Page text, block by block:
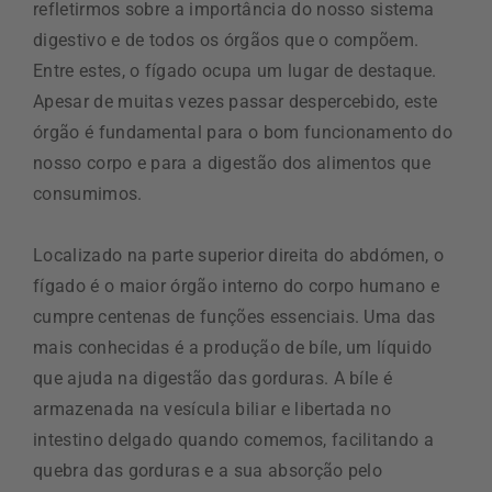
refletirmos sobre a importância do nosso sistema
digestivo e de todos os órgãos que o compõem.
Entre estes, o fígado ocupa um lugar de destaque.
Apesar de muitas vezes passar despercebido, este
órgão é fundamental para o bom funcionamento do
nosso corpo e para a digestão dos alimentos que
consumimos.
Localizado na parte superior direita do abdómen, o
fígado é o maior órgão interno do corpo humano e
cumpre centenas de funções essenciais. Uma das
mais conhecidas é a produção de bíle, um líquido
que ajuda na digestão das gorduras. A bíle é
armazenada na vesícula biliar e libertada no
intestino delgado quando comemos, facilitando a
quebra das gorduras e a sua absorção pelo